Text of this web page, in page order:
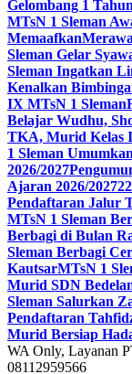
Gelombang 1
MTsN 1 Sleman
Memaafkan
Sleman Gelar
Sleman Ingatkan
Kenalkan
IX MTsN 1 Sleman
Belajar Wudhu,
TKA, Murid Kelas
1 Sleman
2026/2027
Ajaran 2026/2027
Pendaftaran Jalur
MTsN 1 Sleman
Berbagi di Bulan
Sleman Berbagi
KautsarMTsN 1
Murid SDN
Sleman Salurkan
Pendaftaran
Murid Bersiap
WA Only, Layanan
08112959566